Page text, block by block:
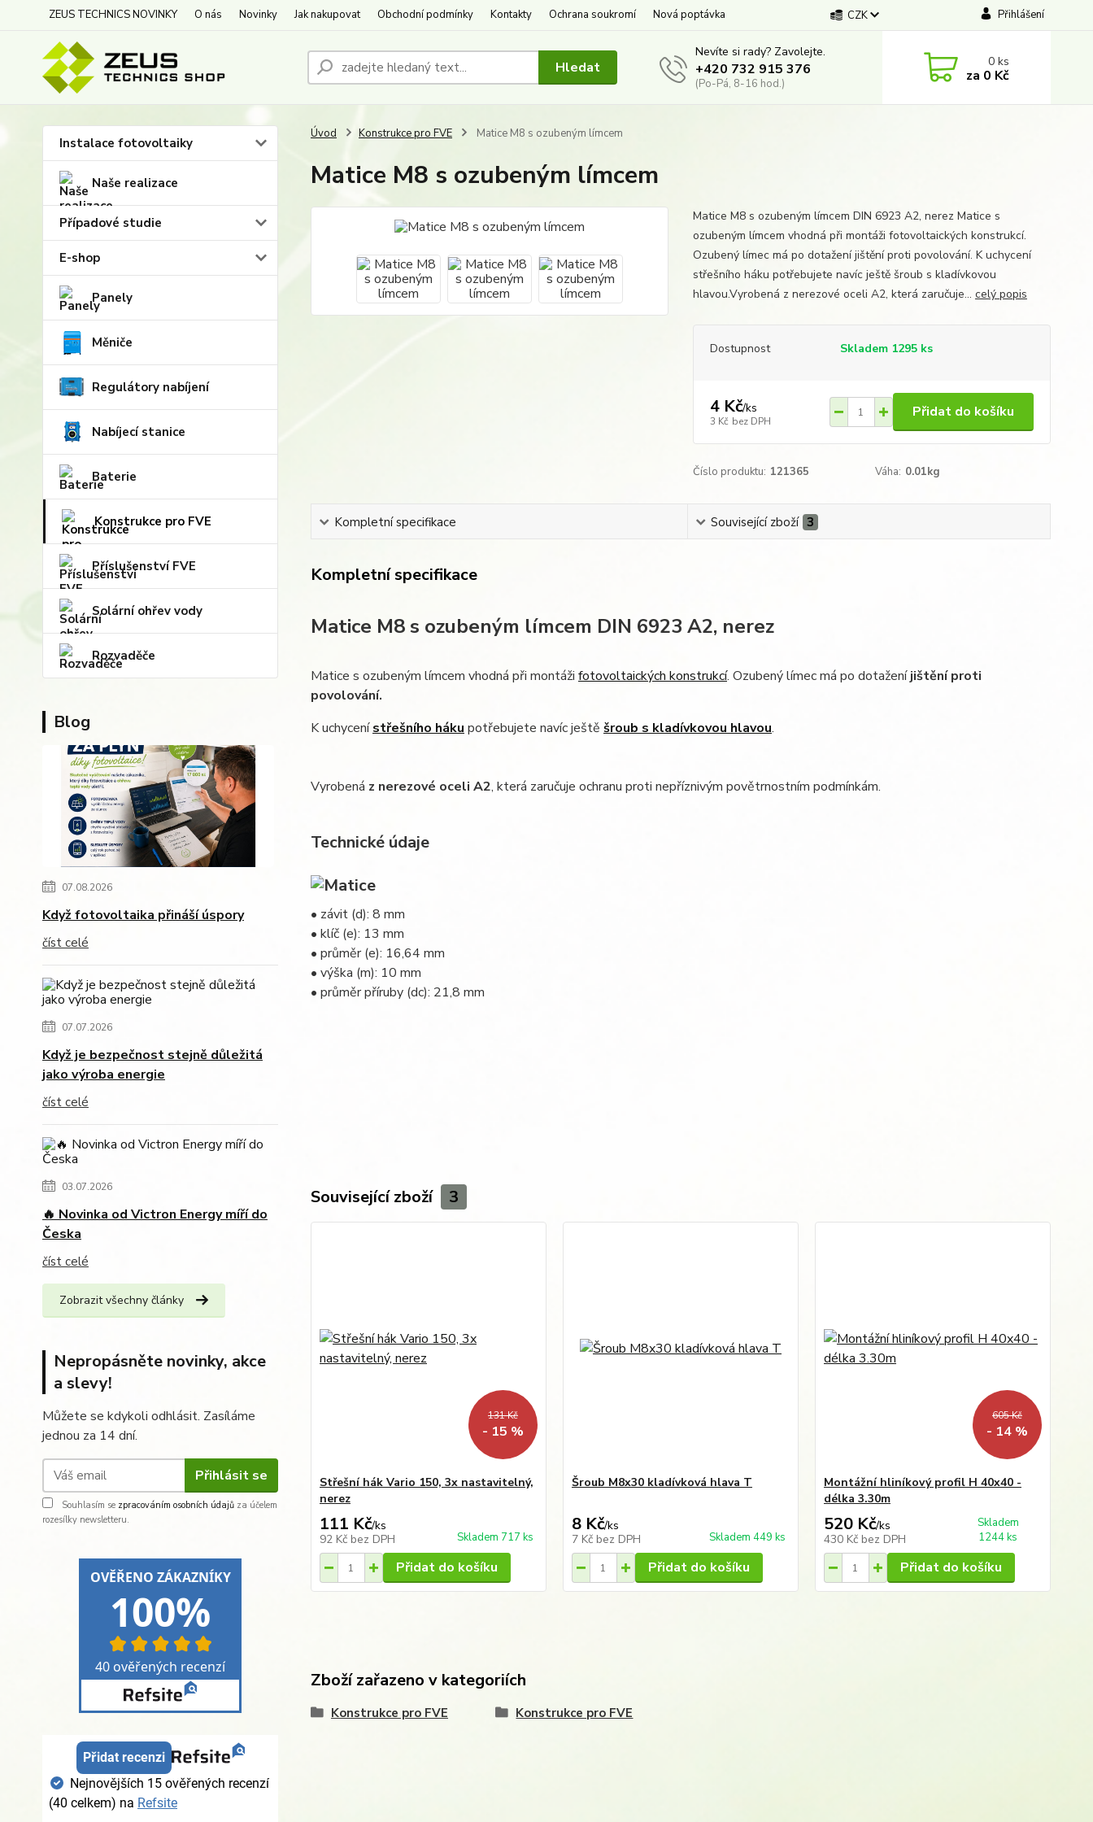
ZEUS TECHNICS NOVINKY O nás Novinky Jak nakupovat Obchodní podmínky Kontakty Ochrana soukromí Nová poptávka CZK Přihlášení
Hledat
Nevíte si rady? Zavolejte.
+420 732 915 376
(Po-Pá, 8-16 hod.)
0ks
za 0 Kč
Instalace fotovoltaiky
Naše realizace
Případové studie
E-shop
Panely
Měniče
Regulátory nabíjení
Nabíjecí stanice
Baterie
Konstrukce pro FVE
Příslušenství FVE
Solární ohřev vody
Rozvaděče
Blog
07.08.2026
Když fotovoltaika přináší úspory
číst celé
07.07.2026
Když je bezpečnost stejně důležitá
jako výroba energie
číst celé
03.07.2026
🔥 Novinka od Victron Energy míří do
Česka
číst celé
Zobrazit všechny články
Nepropásněte novinky, akce
a slevy!
Můžete se kdykoli odhlásit. Zasíláme
jednou za 14 dní.
Přihlásit se
Souhlasím se zpracováním osobních údajů za účelem
rozesílky newsletteru.
Úvod Konstrukce pro FVE Matice M8 s ozubeným límcem
Matice M8 s ozubeným límcem
Matice M8 s ozubeným límcem DIN 6923 A2, nerez Matice s
ozubeným límcem vhodná při montáži fotovoltaických konstrukcí.
Ozubený límec má po dotažení jištění proti povolování. K uchycení
střešního háku potřebujete navíc ještě šroub s kladívkovou
hlavou.Vyrobená z nerezové oceli A2, která zaručuje... celý popis
Dostupnost Skladem 1295 ks
4 Kč/ks
3 Kč bez DPH
Přidat do košíku
Číslo produktu: 121365 Váha: 0.01kg
Kompletní specifikace Související zboží 3
Kompletní specifikace
Matice M8 s ozubeným límcem DIN 6923 A2, nerez
Matice s ozubeným límcem vhodná při montáži fotovoltaických konstrukcí. Ozubený límec má po dotaženíjištění proti
povolování.
K uchycenístřešního háku potřebujete navíc ještě šroub s kladívkovou hlavou.
Vyrobená z nerezové oceli A2, která zaručuje ochranu proti nepříznivým povětrnostním podmínkám.
Technické údaje
• závit (d): 8 mm
• klíč (e): 13 mm
• průměr (e): 16,64 mm
• výška (m): 10 mm
• průměr příruby (dc): 21,8 mm
Související zboží 3
131 Kč
- 15 %
Střešní hák Vario 150, 3x nastavitelný,
nerez
111 Kč/ks
92 Kč bez DPH Skladem 717 ks
Přidat do košíku
Šroub M8x30 kladívková hlava T
8 Kč/ks
7 Kč bez DPH Skladem 449 ks
Přidat do košíku
605 Kč
- 14 %
Montážní hliníkový profil H 40x40 -
délka 3.30m
520 Kč/ks
430 Kč bez DPH
Skladem
1244 ks
Přidat do košíku
Zboží zařazeno v kategoriích
Konstrukce pro FVE Konstrukce pro FVE